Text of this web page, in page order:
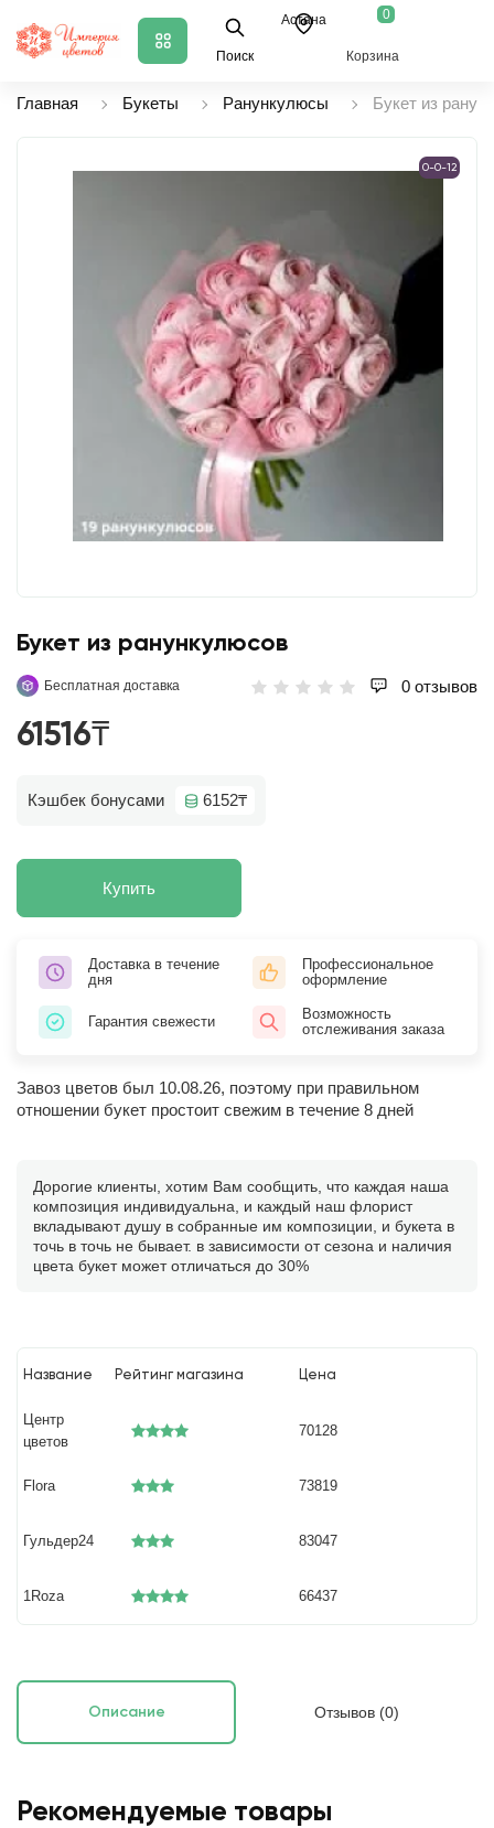
Поиск
Астана 0
Корзина
Главная Букеты Ранункулюсы Букет из
0-0-12
Букет из ранункулюсов
Бесплатная доставка 0 отзывов
61516₸
Кэшбек бонусами 6152₸
Купить
Доставка в течение
дня
Профессиональное
оформление
Гарантия свежести
Возможность
отслеживания заказа
Завоз цветов был 10.08.26, поэтому при правильном
отношении букет простоит свежим в течение 8 дней
Дорогие клиенты, хотим Вам сообщить, что каждая наша
композиция индивидуальна, и каждый наш флорист
вкладывают душу в собранные им композиции, и букета в
точь в точь не бывает. в зависимости от сезона и наличия
цвета букет может отличаться до 30%
Название Рейтинг магазина Цена
Центр
цветов
70128
Flora 73819
Гульдер24 83047
1Roza 66437
Описание Отзывов (0)
Рекомендуемые товары